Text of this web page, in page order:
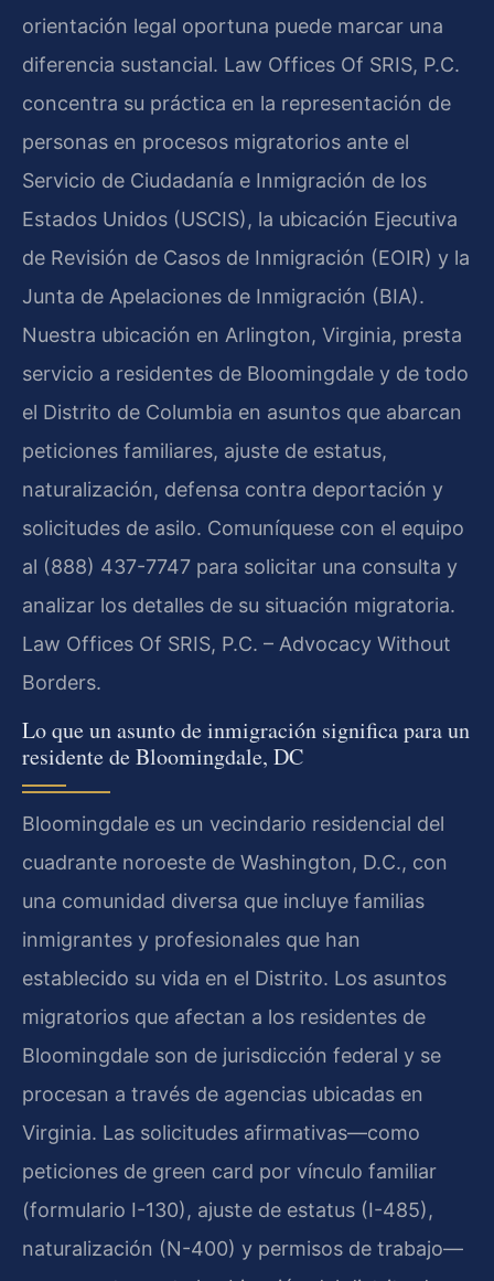
orientación legal oportuna puede marcar una
diferencia sustancial. Law Offices Of SRIS, P.C.
concentra su práctica en la representación de
personas en procesos migratorios ante el
Servicio de Ciudadanía e Inmigración de los
Estados Unidos (USCIS), la ubicación Ejecutiva
de Revisión de Casos de Inmigración (EOIR) y la
Junta de Apelaciones de Inmigración (BIA).
Nuestra ubicación en Arlington, Virginia, presta
servicio a residentes de Bloomingdale y de todo
el Distrito de Columbia en asuntos que abarcan
peticiones familiares, ajuste de estatus,
naturalización, defensa contra deportación y
solicitudes de asilo. Comuníquese con el equipo
al (888) 437-7747 para solicitar una consulta y
analizar los detalles de su situación migratoria.
Law Offices Of SRIS, P.C. – Advocacy Without
Borders.
Lo que un asunto de inmigración significa para un
residente de Bloomingdale, DC
Bloomingdale es un vecindario residencial del
cuadrante noroeste de Washington, D.C., con
una comunidad diversa que incluye familias
inmigrantes y profesionales que han
establecido su vida en el Distrito. Los asuntos
migratorios que afectan a los residentes de
Bloomingdale son de jurisdicción federal y se
procesan a través de agencias ubicadas en
Virginia. Las solicitudes afirmativas—como
peticiones de green card por vínculo familiar
(formulario I-130), ajuste de estatus (I-485),
naturalización (N-400) y permisos de trabajo—